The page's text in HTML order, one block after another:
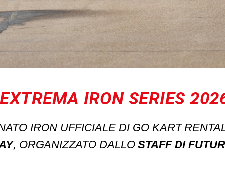
EXTREMA IRON SERIES
IRON UFFICIALE DI GO KART
, ORGANIZZATO DALLO STAFF DI